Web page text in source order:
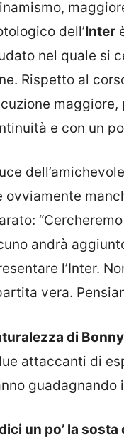
dell’Inter
nel quale si
Rispetto al
e con un
ovviamente
andrà
l’Inter.
vera.
di
attaccanti di
guadagnando
un po’ la